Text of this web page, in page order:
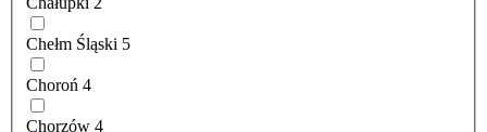
Chełm Śląski 5
Choroń 4
Chorzów 4